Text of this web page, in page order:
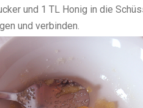
und 1 TL Honig in die
und verbinden.